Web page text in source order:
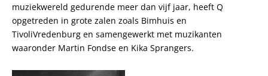
muziekwereld gedurende meer dan vijf jaar, heeft Q
opgetreden in grote zalen zoals Bimhuis en
TivoliVredenburg en samengewerkt met muzikanten
waaronder Martin Fondse en Kika Sprangers.